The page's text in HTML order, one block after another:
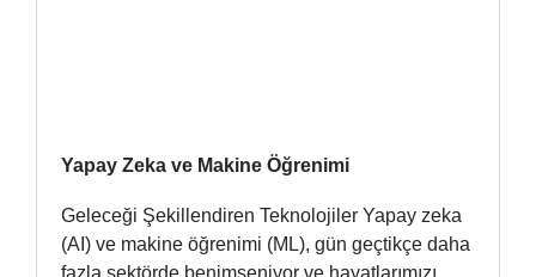
Yapay Zeka ve Makine Öğrenimi
Geleceği Şekillendiren Teknolojiler Yapay zeka
(AI) ve makine öğrenimi (ML), gün geçtikçe daha